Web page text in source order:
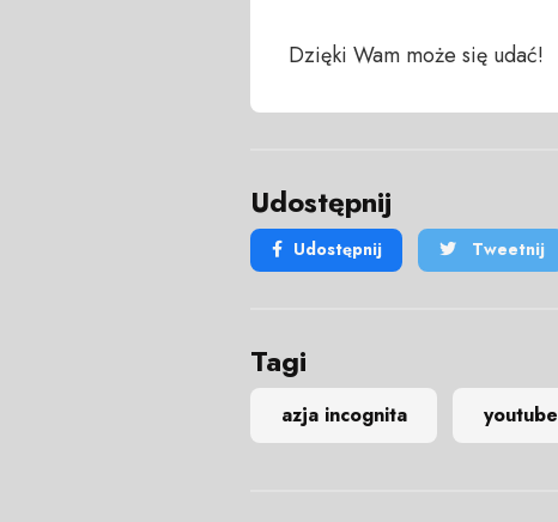
Dzięki Wam może się udać!
Udostępnij
Udostępnij Tweetnij
Tagi
azja incognita youtube